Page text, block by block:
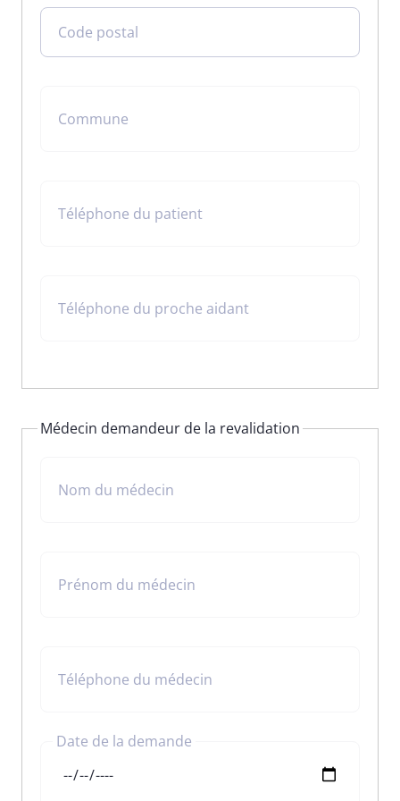
Code postal
Commune
Téléphone du patient
Téléphone du proche aidant
Médecin demandeur de la revalidation
Nom du médecin
Prénom du médecin
Téléphone du médecin
Date de la demande